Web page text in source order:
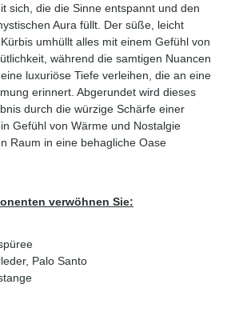
sich, die die Sinne entspannt und den
Aura füllt. Der süße, leicht
umhüllt alles mit einem Gefühl von
während die samtigen Nuancen
luxuriöse Tiefe verleihen, die an eine
erinnert. Abgerundet wird dieses
durch die würzige Schärfe einer
Gefühl von Wärme und Nostalgie
Raum in eine behagliche Oase
verwöhnen Sie:
Palo Santo